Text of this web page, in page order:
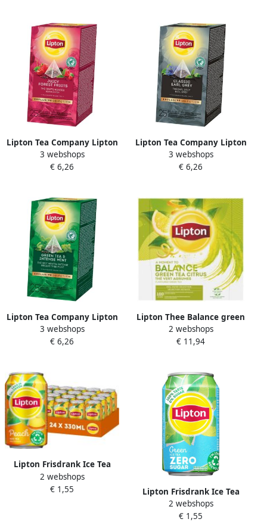
Lipton Tea Company Lipton
thee Exclusive Selection
Bosvruchten doos van 25
3 webshops
€ 6,26
Lipton Tea Company Lipton
thee Exclusive Selection
Earl Grey doos van 25
3 webshops
€ 6,26
Lipton Tea Company Lipton
thee Exclusive Selection
Groene Thee Munt doos van
3 webshops
€ 6,26
Lipton Thee Balance green
tea citrus 100x1.5gr
2 webshops
€ 11,94
Lipton Frisdrank Ice Tea
peach blik 330ml
2 webshops
€ 1,55
Lipton Frisdrank Ice Tea
green zero blik 330ml
2 webshops
€ 1,55